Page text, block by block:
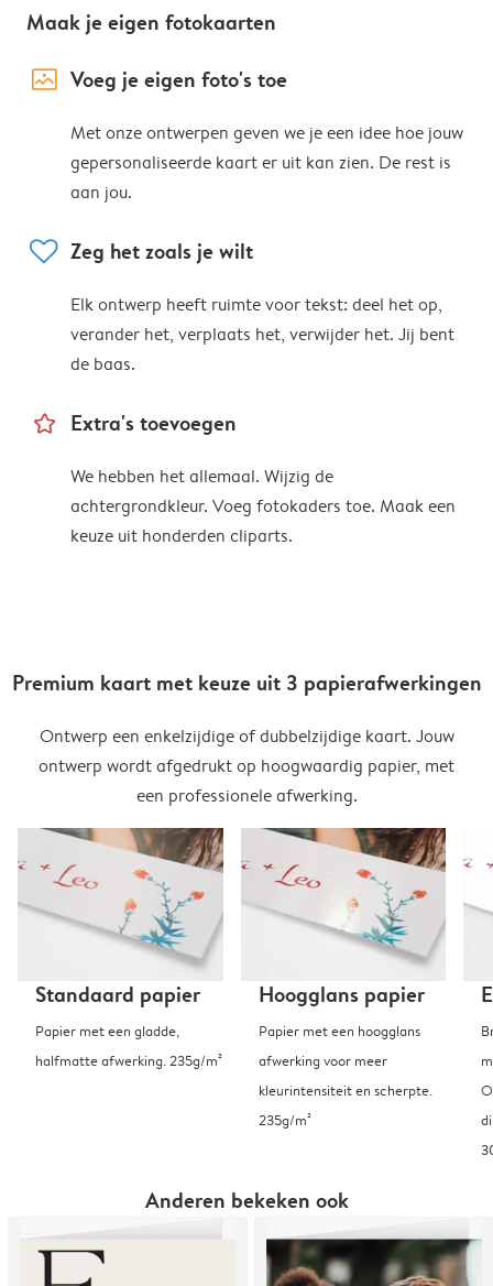
Maak je eigen fotokaarten
image_placeholder Voeg je eigen foto's toe
Met onze ontwerpen geven we je een idee hoe jouw
gepersonaliseerde kaart er uit kan zien. De rest is
aan jou.
heart Zeg het zoals je wilt
Elk ontwerp heeft ruimte voor tekst: deel het op,
verander het, verplaats het, verwijder het. Jij bent
de baas.
star_outline Extra's toevoegen
We hebben het allemaal. Wijzig de
achtergrondkleur. Voeg fotokaders toe. Maak een
keuze uit honderden cliparts.
Premium kaart met keuze uit 3 papierafwerkingen
Ontwerp een enkelzijdige of dubbelzijdige kaart. Jouw
ontwerp wordt afgedrukt op hoogwaardig papier, met
een professionele afwerking.
Standaard papier
Papier met een gladde,
halfmatte afwerking. 235g/m²
Hoogglans papier
Papier met een hoogglans
afwerking voor meer
kleurintensiteit en scherpte.
235g/m²
Anderen bekeken ook